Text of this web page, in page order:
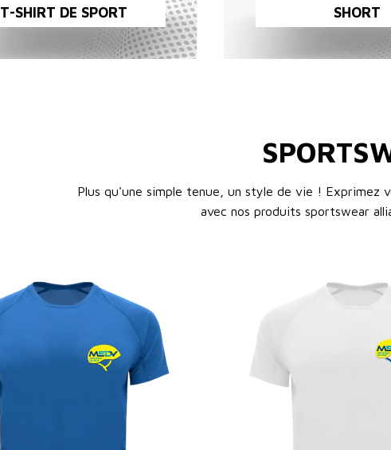
T-SHIRT DE SPORT SHORT
Plus qu'une simple tenue, un style de vie ! Exprimez
avec nos produits sportswear